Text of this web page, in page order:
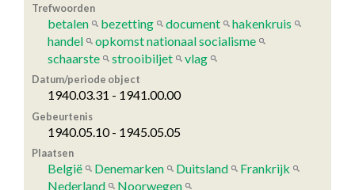
Trefwoorden
betalen bezetting document
hakenkruis
handel
opkomst nationaal socialisme
schaarste
strooibiljet vlag
Datum/periode object
1940.03.31 - 1941.00.00
Gebeurtenis
1940.05.10 - 1945.05.05
Plaatsen
België Denemarken Duitsland
Frankrijk
Nederland
Noorwegen